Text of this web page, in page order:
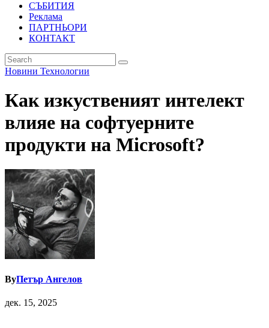
СЪБИТИЯ
Реклама
ПАРТНЬОРИ
КОНТАКТ
Новини Технологии
Как изкуственият интелект
влияе на софтуерните
продукти на Microsoft?
ByПетър Ангелов
дек. 15, 2025